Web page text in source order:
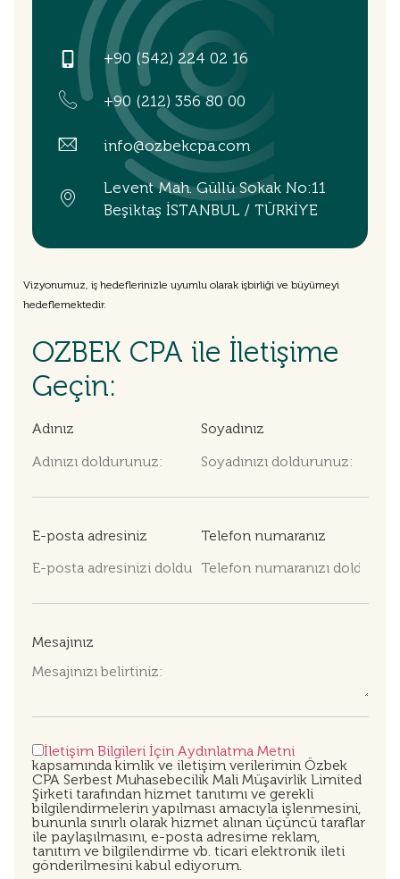
+90 (542) 224 02 16
+90 (212) 356 80 00
info@ozbekcpa.com
Levent Mah. Güllü Sokak No:11
Beşiktaş İSTANBUL / TÜRKİYE
Vizyonumuz, iş hedeflerinizle uyumlu olarak işbirliği ve büyümeyi
hedeflemektedir.
OZBEK CPA ile İletişime
Geçin:
Adınız Soyadınız
E-posta adresiniz Telefon numaranız
Mesajınız
İletişim Bilgileri İçin Aydınlatma Metni
kapsamında kimlik ve iletişim verilerimin Özbek
CPA Serbest Muhasebecilik Mali Müşavirlik Limited
Şirketi tarafından hizmet tanıtımı ve gerekli
bilgilendirmelerin yapılması amacıyla işlenmesini,
bununla sınırlı olarak hizmet alınan üçüncü taraflar
ile paylaşılmasını, e-posta adresime reklam,
tanıtım ve bilgilendirme vb. ticari elektronik ileti
gönderilmesini kabul ediyorum.